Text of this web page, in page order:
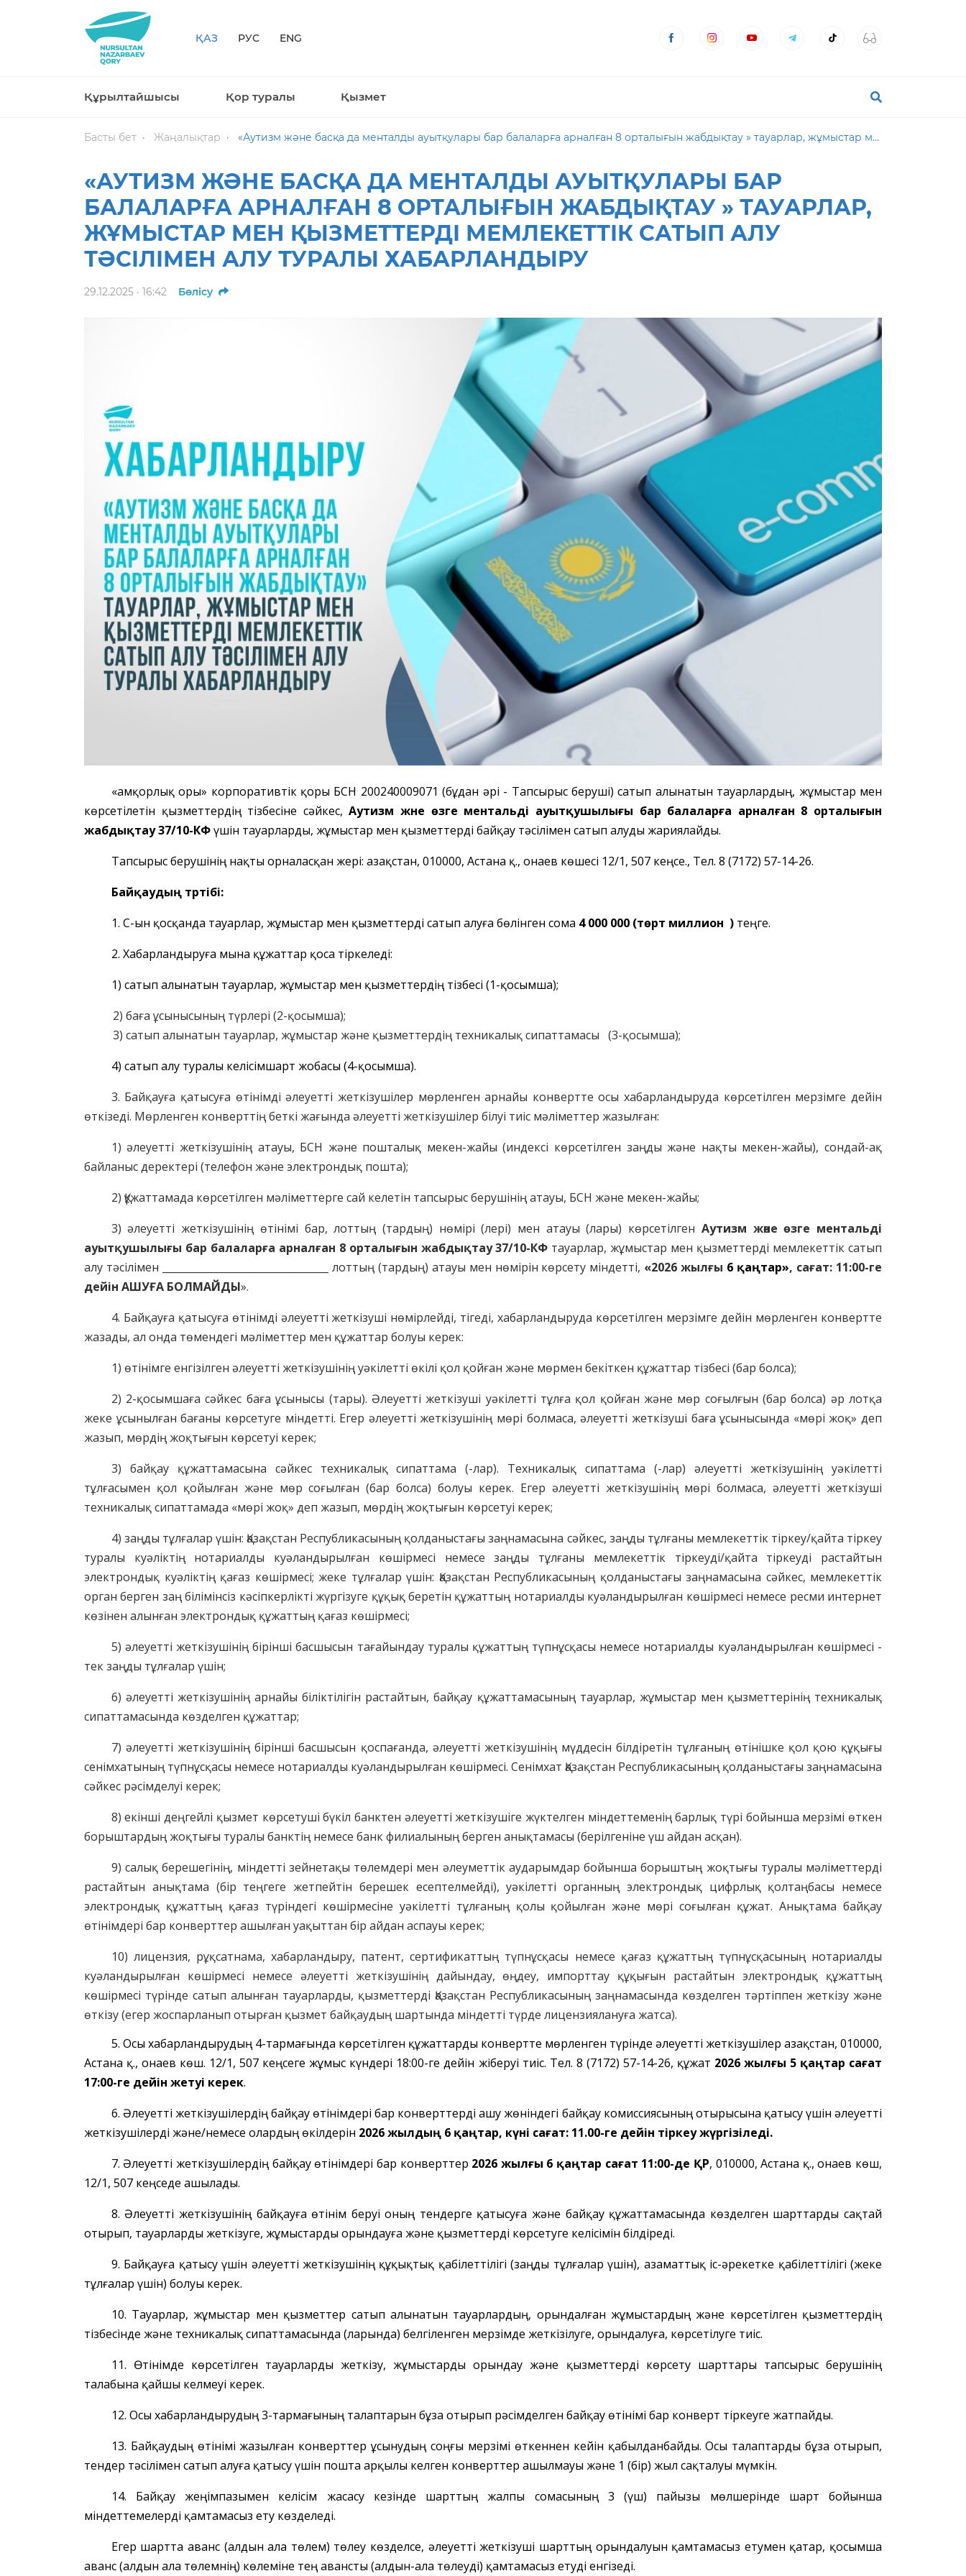
ҚАЗ РУС ENG
Құрылтайшысы Қор туралы Қызмет
Басты бет Жаңалықтар «Аутизм және басқа да менталды ауытқулары бар балаларға арналған 8 орталығын жабдықтау » тауарлар, жұмыстар мен қызметтерді мемлекеттік сатып алу тәсілімен алу туралы хабарландыру
«АУТИЗМ ЖӘНЕ БАСҚА ДА МЕНТАЛДЫ АУЫТҚУЛАРЫ БАР
БАЛАЛАРҒА АРНАЛҒАН 8 ОРТАЛЫҒЫН ЖАБДЫҚТАУ » ТАУАРЛАР,
ЖҰМЫСТАР МЕН ҚЫЗМЕТТЕРДІ МЕМЛЕКЕТТІК САТЫП АЛУ
ТӘСІЛІМЕН АЛУ ТУРАЛЫ ХАБАРЛАНДЫРУ
29.12.2025 · 16:42 Бөлісу
«Қамқорлық Қоры» корпоративтік қоры БСН 200240009071 (бұдан әрі - Тапсырыс беруші) сатып алынатын тауарлардың, жұмыстар мен
көрсетілетін қызметтердің тізбесіне сәйкес,Аутизм және өзге ментальді ауытқушылығы бар балаларға арналған 8 орталығын
жабдықтау 37/10-КФүшін тауарларды, жұмыстар мен қызметтерді байқау тәсілімен сатып алуды жариялайды.
Тапсырыс берушінің нақты орналасқан жері: Қазақстан, 010000, Астана қ., Қонаев көшесі 12/1, 507 кеңсе., Тел. 8 (7172) 57-14-26.
Байқаудың тәртібі:
1. ҚҚС-ын қосқанда тауарлар, жұмыстар мен қызметтерді сатып алуға бөлінген сома 4 000 000 (төрт миллион ) теңге.
2. Хабарландыруға мына құжаттар қоса тіркеледі:
1) сатып алынатын тауарлар, жұмыстар мен қызметтердің тізбесі (1-қосымша);
2) баға ұсынысының түрлері (2-қосымша);
3) сатып алынатын тауарлар, жұмыстар және қызметтердің техникалық сипаттамасы (3-қосымша);
4) сатып алу туралы келісімшарт жобасы (4-қосымша).
3. Байқауға қатысуға өтінімді әлеуетті жеткізушілер мөрленген арнайы конвертте осы хабарландыруда көрсетілген мерзімге дейін
өткізеді. Мөрленген конверттің беткі жағында әлеуетті жеткізушілер білуі тиіс мәліметтер жазылған:
1) әлеуетті жеткізушінің атауы, БСН және пошталық мекен-жайы (индексі көрсетілген заңды және нақты мекен-жайы), сондай-ақ
байланыс деректері (телефон және электрондық пошта);
2) Құжаттамада көрсетілген мәліметтерге сай келетін тапсырыс берушінің атауы, БСН және мекен-жайы;
3) әлеуетті жеткізушінің өтінімі бар, лоттың (тардың) нөмірі (лері) мен атауы (лары) көрсетілген Аутизм және өзге ментальді
ауытқушылығы бар балаларға арналған 8 орталығын жабдықтау 37/10-КФ тауарлар, жұмыстар мен қызметтерді мемлекеттік сатып
алу тәсілімен _________________________________ лоттың (тардың) атауы мен нөмірін көрсету міндетті, «2026 жылғы 6 қаңтар», сағат: 11:00-ге
дейін АШУҒА БОЛМАЙДЫ».
4. Байқауға қатысуға өтінімді әлеуетті жеткізуші нөмірлейді, тігеді, хабарландыруда көрсетілген мерзімге дейін мөрленген конвертте
жазады, ал онда төмендегі мәліметтер мен құжаттар болуы керек:
1) өтінімге енгізілген әлеуетті жеткізушінің уәкілетті өкілі қол қойған және мөрмен бекіткен құжаттар тізбесі (бар болса);
2) 2-қосымшаға сәйкес баға ұсынысы (тары). Әлеуетті жеткізуші уәкілетті тұлға қол қойған және мөр соғылғын (бар болса) әр лотқа
жеке ұсынылған бағаны көрсетуге міндетті. Егер әлеуетті жеткізушінің мөрі болмаса, әлеуетті жеткізуші баға ұсынысында «мөрі жоқ» деп
жазып, мөрдің жоқтығын көрсетуі керек;
3) байқау құжаттамасына сәйкес техникалық сипаттама (-лар). Техникалық сипаттама (-лар) әлеуетті жеткізушінің уәкілетті
тұлғасымен қол қойылған және мөр соғылған (бар болса) болуы керек. Егер әлеуетті жеткізушінің мөрі болмаса, әлеуетті жеткізуші
техникалық сипаттамада «мөрі жоқ» деп жазып, мөрдің жоқтығын көрсетуі керек;
4) заңды тұлғалар үшін: Қазақстан Республикасының қолданыстағы заңнамасына сәйкес, заңды тұлғаны мемлекеттік тіркеу/қайта тіркеу
туралы куәліктің нотариалды куәландырылған көшірмесі немесе заңды тұлғаны мемлекеттік тіркеуді/қайта тіркеуді растайтын
электрондық куәліктің қағаз көшірмесі; жеке тұлғалар үшін: Қазақстан Республикасының қолданыстағы заңнамасына сәйкес, мемлекеттік
орган берген заң білімінсіз кәсіпкерлікті жүргізуге құқық беретін құжаттың нотариалды куәландырылған көшірмесі немесе ресми интернет
көзінен алынған электрондық құжаттың қағаз көшірмесі;
5) әлеуетті жеткізушінің бірінші басшысын тағайындау туралы құжаттың түпнұсқасы немесе нотариалды куәландырылған көшірмесі -
тек заңды тұлғалар үшін;
6) әлеуетті жеткізушінің арнайы біліктілігін растайтын,байқау құжаттамасының тауарлар, жұмыстар мен қызметтерінің техникалық
сипаттамасында көзделген құжаттар;
7) әлеуетті жеткізушінің бірінші басшысын қоспағанда, әлеуетті жеткізушініңмүддесін білдіретін тұлғаның өтінішке қол қою құқығы
сенімхатының түпнұсқасы немесе нотариалды куәландырылған көшірмесі. Сенімхат Қазақстан Республикасының қолданыстағы заңнамасына
сәйкес рәсімделуі керек;
8) екінші деңгейлі қызмет көрсетуші бүкіл банктен әлеуетті жеткізушіге жүктелген міндеттеменіңбарлық түрі бойынша мерзімі өткен
борыштардыңжоқтығы туралы банктің немесе банк филиалының берген анықтамасы (берілгеніне үш айдан асқан).
9) салық берешегінің, міндетті зейнетақы төлемдері мен әлеуметтік аударымдар бойынша борыштың жоқтығы туралы мәліметтерді
растайтын анықтама (бір теңгеге жетпейтін берешек есептелмейді), уәкілетті органның электрондық цифрлық қолтаңбасы немесе
электрондық құжаттың қағаз түріндегі көшірмесіне уәкілетті тұлғаның қолы қойылған және мөрі соғылған құжат. Анықтама байқау
өтінімдері бар конверттер ашылған уақыттан бір айдан аспауы керек;
10) лицензия, рұқсатнама, хабарландыру, патент, сертификаттың түпнұсқасы немесе қағаз құжаттың түпнұсқасының нотариалды
куәландырылған көшірмесі немесе әлеуетті жеткізушінің дайындау, өңдеу, импорттау құқығын растайтын электрондық құжаттың
көшірмесі түрінде сатып алынған тауарларды, қызметтерді Қазақстан Республикасының заңнамасында көзделген тәртіппен жеткізу және
өткізу(егер жоспарланып отырған қызмет байқаудың шартында міндетті түрде лицензиялануға жатса).
5. Осы хабарландырудың 4-тармағында көрсетілген құжаттарды конвертте мөрленген түрінде әлеуетті жеткізушілер Қазақстан, 010000,
Астана қ., Қонаев көш. 12/1, 507 кеңсеге жұмыс күндері 18:00-ге дейін жіберуі тиіс. Тел. 8 (7172) 57-14-26, құжат 2026 жылғы 5 қаңтар сағат
17:00-ге дейін жетуі керек.
6. Әлеуетті жеткізушілердің байқау өтінімдері бар конверттерді ашу жөніндегі байқау комиссиясының отырысына қатысу үшін әлеуетті
жеткізушілерді және/немесе олардың өкілдерін 2026 жылдың 6 қаңтар, күні сағат: 11.00-ге дейін тіркеу жүргізіледі.
7. Әлеуетті жеткізушілердің байқау өтінімдері бар конверттер 2026 жылғы 6 қаңтар сағат 11:00-де ҚР, 010000, Астана қ., Қонаев көш,
12/1, 507 кеңседе ашылады.
8. Әлеуетті жеткізушінің байқауға өтінім беруі оның тендерге қатысуға және байқау құжаттамасында көзделген шарттарды сақтай
отырып, тауарларды жеткізуге, жұмыстарды орындауға және қызметтерді көрсетуге келісімін білдіреді.
9. Байқауға қатысу үшін әлеуеттіжеткізушінің құқықтық қабілеттілігі (заңды тұлғалар үшін), азаматтық іс-әрекетке қабілеттілігі (жеке
тұлғалар үшін) болуы керек.
10. Тауарлар, жұмыстар мен қызметтер сатып алынатын тауарлардың, орындалған жұмыстардың және көрсетілген қызметтердің
тізбесінде және техникалық сипаттамасында (ларында) белгіленген мерзімде жеткізілуге, орындалуға, көрсетілуге тиіс.
11. Өтінімде көрсетілген тауарларды жеткізу, жұмыстарды орындау және қызметтерді көрсету шарттары тапсырыс берушінің
талабына қайшы келмеуі керек.
12. Осы хабарландырудың 3-тармағының талаптарын бұза отырып рәсімделген байқау өтінімі бар конверт тіркеуге жатпайды.
13. Байқаудың өтінімі жазылған конверттер ұсынудың соңғы мерзімі өткеннен кейін қабылданбайды. Осы талаптарды бұза отырып,
тендер тәсілімен сатып алуға қатысу үшін пошта арқылы келген конверттер ашылмауы және 1 (бір) жыл сақталуы мүмкін.
14. Байқау жеңімпазымен келісім жасасу кезінде шарттың жалпы сомасының 3 (үш) пайызы мөлшерінде шарт бойынша
міндеттемелерді қамтамасыз ету көзделеді.
Егер шартта аванс (алдын ала төлем) төлеу көзделсе, әлеуеттіжеткізуші шарттың орындалуын қамтамасыз етумен қатар, қосымша
аванс(алдын ала төлемнің) көлеміне тең авансты (алдын-ала төлеуді) қамтамасыз етуді енгізеді.